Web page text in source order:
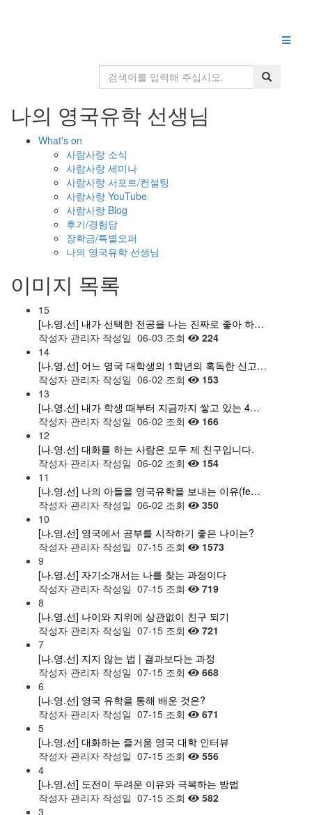
나의 영국유학 선생님
What's on
사람사랑 소식
사람사랑 세미나
사람사랑 서포트/컨설팅
사람사랑 YouTube
사람사랑 Blog
후기/경험담
장학금/특별오퍼
나의 영국유학 선생님
이미지 목록
15
[나.영.선] 내가 선택한 전공을 나는 진짜로 좋아 하…
작성자 관리자 작성일 06-03 조회
224
14
[나.영.선] 어느 영국 대학생의 1학년의 혹독한 신고…
작성자 관리자 작성일 06-02 조회
153
13
[나.영.선] 내가 학생 때부터 지금까지 쌓고 있는 4…
작성자 관리자 작성일 06-02 조회
166
12
[나.영.선] 대화를 하는 사람은 모두 제 친구입니다.
작성자 관리자 작성일 06-02 조회
154
11
[나.영.선] 나의 아들을 영국유학을 보내는 이유(fe…
작성자 관리자 작성일 06-02 조회
350
10
[나.영.선] 영국에서 공부를 시작하기 좋은 나이는?
작성자 관리자 작성일 07-15 조회
1573
9
[나.영.선] 자기소개서는 나를 찾는 과정이다
작성자 관리자 작성일 07-15 조회
719
8
[나.영.선] 나이와 지위에 상관없이 친구 되기
작성자 관리자 작성일 07-15 조회
721
7
[나.영.선] 지지 않는 법 | 결과보다는 과정
작성자 관리자 작성일 07-15 조회
668
6
[나.영.선] 영국 유학을 통해 배운 것은?
작성자 관리자 작성일 07-15 조회
671
5
[나.영.선] 대화하는 즐거움 영국 대학 인터뷰
작성자 관리자 작성일 07-15 조회
556
4
[나.영.선] 도전이 두려운 이유와 극복하는 방법
작성자 관리자 작성일 07-15 조회
582
3